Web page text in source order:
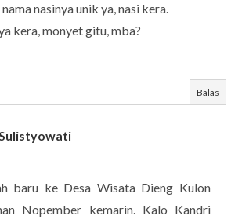
nasinya unik ya, nasi kera.
kera, monyet gitu, mba?
Balas
baru ke Desa Wisata Dieng Kulon
Nopember kemarin. Kalo Kandri